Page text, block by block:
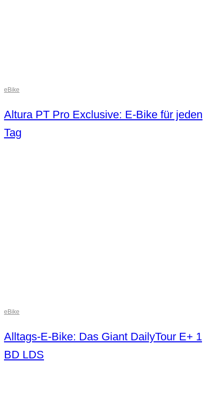
eBike
Altura PT Pro Exclusive: E-Bike für jeden
Tag
eBike
Alltags-E-Bike: Das Giant DailyTour E+ 1
BD LDS